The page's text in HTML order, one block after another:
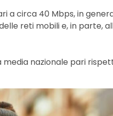
a circa 40 Mbps, in
reti mobili e, in parte,
nazionale pari